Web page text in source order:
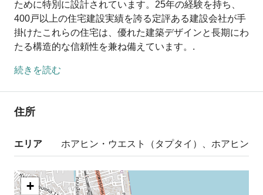
ために特別に設計されています。25年の経験を持ち、
400戸以上の住宅建設実績を誇る定評ある建設会社が手
掛けたこれらの住宅は、優れた建築デザインと長期にわ
たる構造的な信頼性を兼ね備えています。.
続きを読む
住所
エリア ホアヒン・ウエスト（タプタイ）、ホアヒン
+